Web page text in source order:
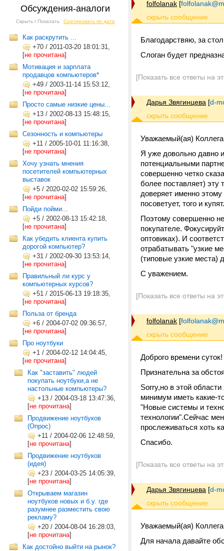
Обсуждения-аналоги
Скрыть / Показать Сортировать по дате
Как раскрутить ...
+70 / 2011-03-20 18:01:31,
[не прочитана]
Мотивация и зарплата
продавцов компьютеров*
+49 / 2003-11-14 15:53:12,
[не прочитана]
Просто самые низкие цены...
+13 / 2002-08-13 15:48:15,
[не прочитана]
Сезонность и компьютеры
+11 / 2005-10-01 11:16:38,
[не прочитана]
Хочу узнать мнения
посетителей компьютерных
выставок
+5 / 2020-02-02 15:59:26,
[не прочитана]
Пойди пойми...
+5 / 2002-08-13 15:42:18,
[не прочитана]
Как убедить клиента купить
дорогой компьютер?
+31 / 2002-09-30 13:53:14,
[не прочитана]
Правильный ли курс у
компьютерных курсов?
+51 / 2015-06-13 19:18:35,
[не прочитана]
Польза от бренда
+6 / 2004-07-02 09:36:57,
[не прочитана]
Про ноутбуки
+1 / 2004-02-12 14:04:45,
[не прочитана]
Как "заставить" людей
покупать ноутбуки,а не
настольные компьютеры?
+13 / 2004-03-18 13:47:36,
[не прочитана]
Продвижение ноутбуков
(Опрос)
+11 / 2004-02-06 12:48:59,
[не прочитана]
Продвижение ноутбуков
(идея)
+23 / 2004-03-25 14:05:39,
[не прочитана]
Открываем магазин
ноутбуков новых и б.у. где
разумнее разместить свою
рекламу?
+20 / 2004-08-04 16:28:03,
[не прочитана]
Как достойно выйти на рынок?
folfolanak [
Благодарствяю, за
Слоган будет
[Показать все ответы на
Дарья Звягинцева [d-
Уважаемый(ая)
Я уже довольно давно
потенциальными
совершенно четко
более поставляет)
доверяет именно этому
посоветует, того и купят.
Поэтому совершенно
покупателе.
оптовиках). И
отрабатывать "узкие
(типовые узкие места)
С уважением.
[Показать все ответы на
folfolanak [
Доброго времени суток!
Признательна за
Sorry,но в этой
минимум иметь какие-
"Новые системы и
технологии".Сейчас
прослеживаться хоть
Спасибо.
[Показать все ответы на
Дарья Звягинцева [d-
Уважаемый(ая)
Для начала давайте